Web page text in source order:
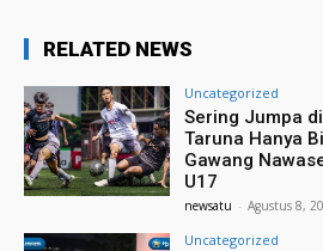
RELATED NEWS
Uncategorized
Sering Jumpa
Taruna Hanya
Gawang
U17
newsatu - Agustus 8,
Uncategorized